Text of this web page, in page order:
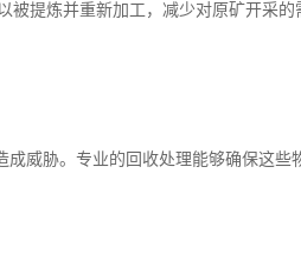
提炼并重新加工，减少对原矿开采的
威胁。专业的回收处理能够确保这些